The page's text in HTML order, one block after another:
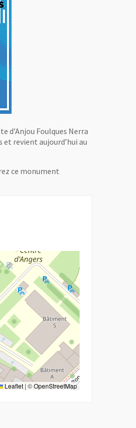
d’Anjou Foulques Nerra
et revient aujourd’hui au
ce monument
Leaflet | ©OpenStreetMap